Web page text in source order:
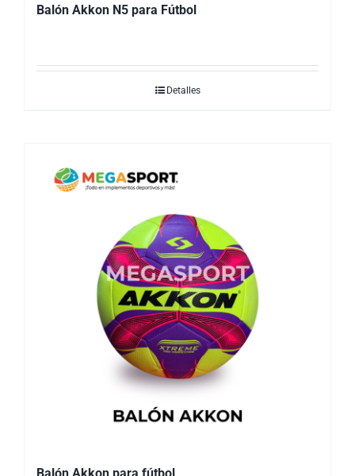
Balón Akkon N5 para Fútbol
Detalles
Balón Akkon para fútbol